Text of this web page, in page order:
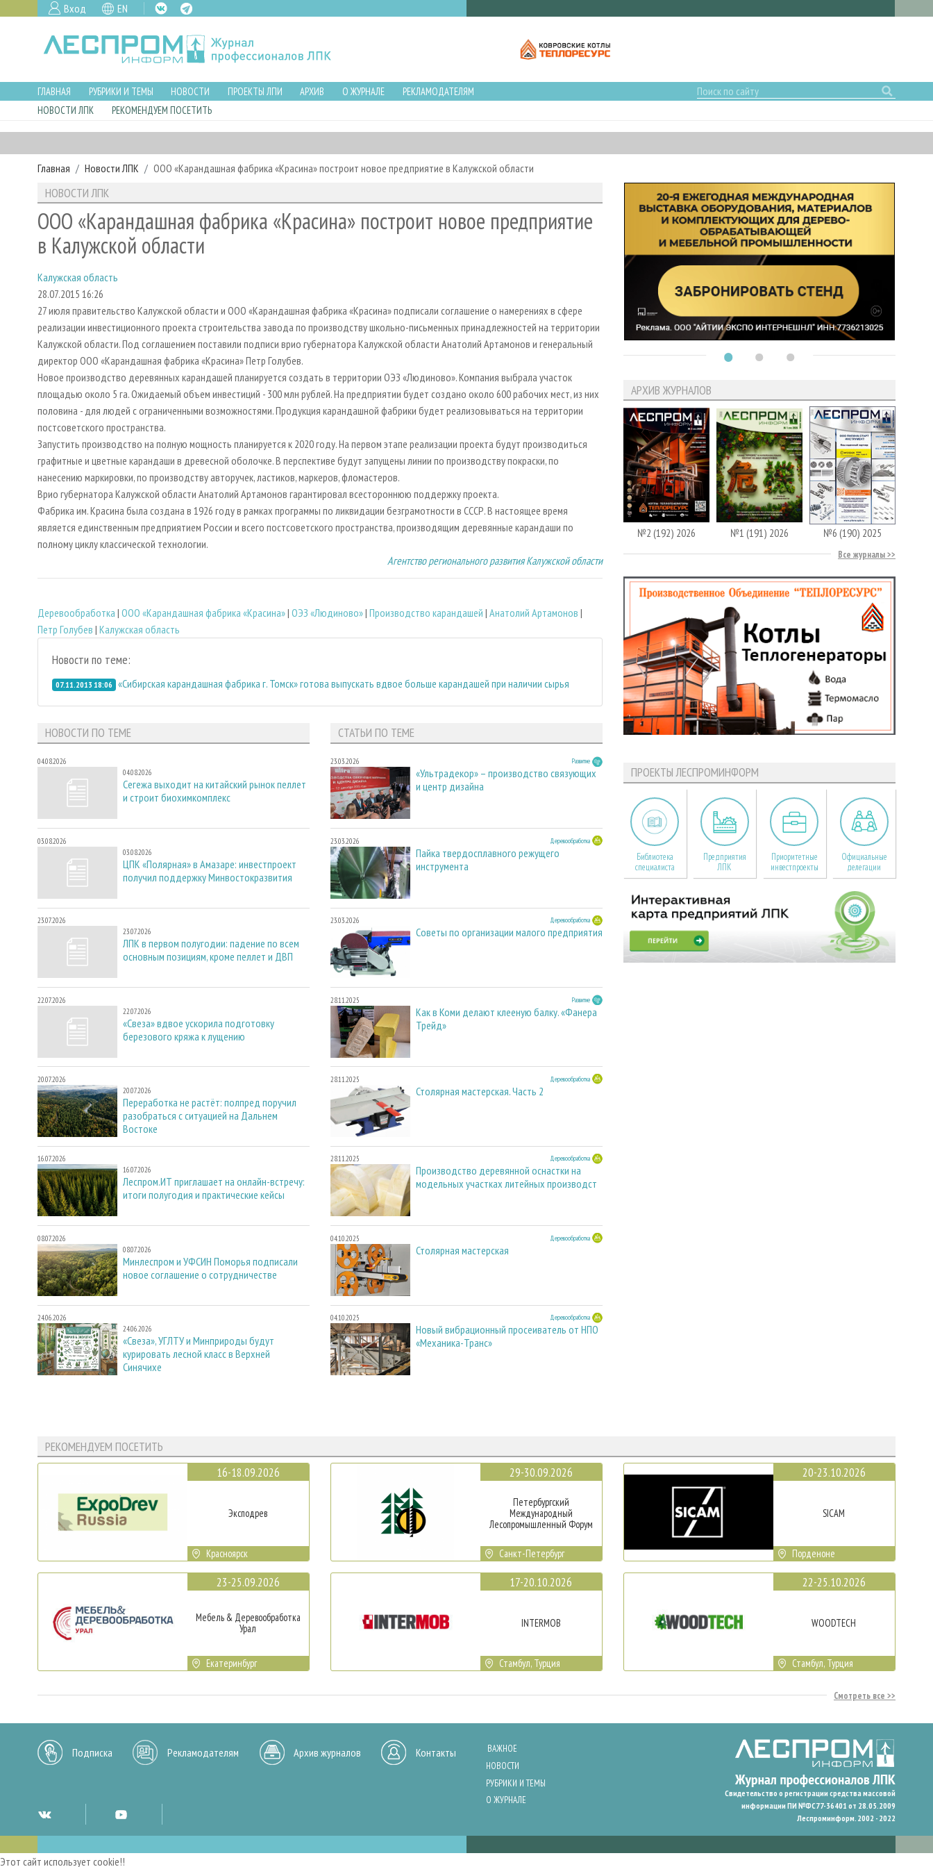
Вход EN
ГЛАВНАЯ РУБРИКИ И ТЕМЫ НОВОСТИ ПРОЕКТЫ ЛПИ АРХИВ О ЖУРНАЛЕ
РЕКЛАМОДАТЕЛЯМ
НОВОСТИ ЛПК
РЕКОМЕНДУЕМ ПОСЕТИТЬ
Главная Новости ЛПК ООО «Карандашная фабрика «Красина» построит новое предприятие в Калужской области
НОВОСТИ ЛПК
ООО «Карандашная фабрика «Красина» построит новое предприятие
в Калужской области
Калужская область
28.07.2015 16:26
27 июля правительство Калужской области и ООО «Карандашная фабрика «Красина» подписали соглашение о намерениях в сфере
реализации инвестиционного проекта строительства завода по производству школьно-письменных принадлежностей на территории
Калужской области. Под соглашением поставили подписи врио губернатора Калужской области Анатолий Артамонов и генеральный
директор ООО «Карандашная фабрика «Красина» Петр Голубев.
Новое производство деревянных карандашей планируется создать в территории ОЭЗ «Людиново». Компания выбрала участок
площадью около 5 га. Ожидаемый объем инвестиций - 300 млн рублей. На предприятии будет создано около 600 рабочих мест, из них
половина - для людей с ограниченными возможностями. Продукция карандашной фабрики будет реализовываться на территории
постсоветского пространства.
Запустить производство на полную мощность планируется к 2020 году. На первом этапе реализации проекта будут производиться
графитные и цветные карандаши в древесной оболочке. В перспективе будут запущены линии по производству покраски, по
нанесению маркировки, по производству авторучек, ластиков, маркеров, фломастеров.
Врио губернатора Калужской области Анатолий Артамонов гарантировал всестороннюю поддержку проекта.
Фабрика им. Красина была создана в 1926 году в рамках программы по ликвидации безграмотности в СССР. В настоящее время
является единственным предприятием России и всего постсоветского пространства, производящим деревянные карандаши по
полному циклу классической технологии.
Агентство регионального развития Калужской области
Деревообработка | ООО «Карандашная фабрика «Красина»| ОЭЗ «Людиново»| Производство карандашей | Анатолий Артамонов |
Петр Голубев | Калужская область
Новости по теме:
07.11.2013 18:06 «Сибирская карандашная фабрика г. Томск» готова выпускать вдвое больше карандашей при наличии сырья
НОВОСТИ ПО ТЕМЕ
04.08.2026
04.08.2026
Сегежа выходит на китайский рынок пеллет
и строит биохимкомплекс
03.08.2026
03.08.2026
ЦПК «Полярная» в Амазаре: инвестпроект
получил поддержку Минвостокразвития
23.07.2026
23.07.2026
ЛПК в первом полугодии: падение по всем
основным позициям, кроме пеллет и ДВП
22.07.2026
22.07.2026
«Свеза» вдвое ускорила подготовку
березового кряжа к лущению
20.07.2026
20.07.2026
Переработка не растёт: полпред поручил
разобраться с ситуацией на Дальнем
Востоке
16.07.2026
16.07.2026
Леспром.ИТ приглашает на онлайн-встречу:
итоги полугодия и практические кейсы
08.07.2026
08.07.2026
Минлеспром и УФСИН Поморья подписали
новое соглашение о сотрудничестве
24.06.2026
24.06.2026
«Свеза», УГЛТУ и Минприроды будут
курировать лесной класс в Верхней
Синячихе
СТАТЬИ ПО ТЕМЕ
23.03.2026 Развитие
«Ультрадекор» – производство связующих
и центр дизайна
23.03.2026 Деревообработка
Пайка твердосплавного режущего
инструмента
23.03.2026 Деревообработка
Советы по организации малого предприятия
28.11.2025 Развитие
Как в Коми делают клееную балку. «Фанера
Трейд»
28.11.2025 Деревообработка
Столярная мастерская. Часть 2
28.11.2025 Деревообработка
Производство деревянной оснастки на
модельных участках литейных производст
04.10.2025 Деревообработка
Столярная мастерская
04.10.2025 Деревообработка
Новый вибрационный просеиватель от НПО
«Механика-Транс»
АРХИВ ЖУРНАЛОВ
№2 (192) 2026 №1 (191) 2026 №6 (190) 2025
Все журналы
ПРОЕКТЫ ЛЕСПРОМИНФОРМ
Библиотека
специалиста
Предприятия
ЛПК
Приоритетные
инвестпроекты
Официальные
делегации
РЕКОМЕНДУЕМ ПОСЕТИТЬ
16-18.09.2026
Эксподрев
Красноярск
23-25.09.2026
Мебель & Деревообработка
Урал
Екатеринбург
29-30.09.2026
Петербургский
Международный
Лесопромышленный Форум
Санкт-Петербург
17-20.10.2026
INTERMOB
Стамбул, Турция
20-23.10.2026
SICAM
Порденоне
22-25.10.2026
WOODTECH
Стамбул, Турция
Смотреть все
Подписка Рекламодателям Архив журналов Контакты
ВАЖНОЕ
НОВОСТИ
РУБРИКИ И ТЕМЫ
О ЖУРНАЛЕ
Свидетельство о регистрации средства массовой
информации ПИ №ФС77-36401 от 28.05.2009
Леспроминформ. 2002 - 2022
Этот сайт использует cookie!!